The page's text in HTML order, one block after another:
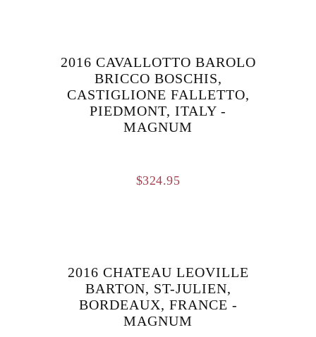
2016 CAVALLOTTO BAROLO
BRICCO BOSCHIS,
CASTIGLIONE FALLETTO,
PIEDMONT, ITALY -
MAGNUM
$324.95
2016 CHATEAU LEOVILLE
BARTON, ST-JULIEN,
BORDEAUX, FRANCE -
MAGNUM